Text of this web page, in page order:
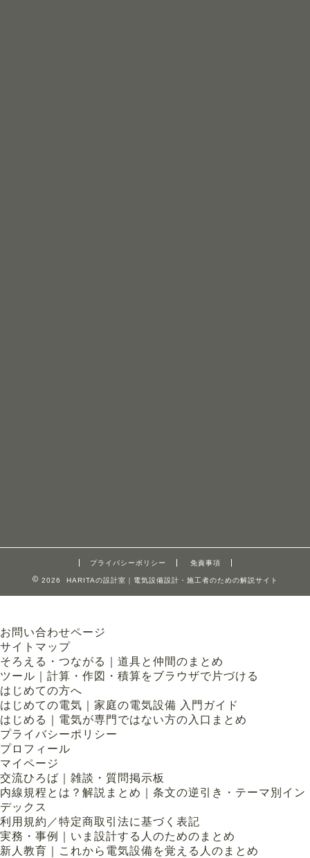
プライバシーポリシー 免責事項
2026 HARITAの設計室｜電気設備設計・施工者のための解説サイト
お問い合わせページ
サイトマップ
そろえる・つながる｜道具と仲間のまとめ
ツール｜計算・作図・積算をブラウザで片づける
はじめての方へ
はじめての電気｜家庭の電気設備 入門ガイド
はじめる｜電気が専門ではない方の入口まとめ
プライバシーポリシー
プロフィール
マイページ
交流ひろば｜雑談・質問掲示板
内線規程とは？解説まとめ｜条文の逆引き・テーマ別イン
デックス
利用規約／特定商取引法に基づく表記
実務・事例｜いま設計する人のためのまとめ
新人教育｜これから電気設備を覚える人のまとめ